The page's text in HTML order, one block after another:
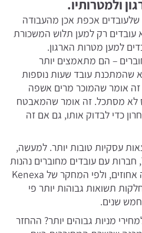
ולמטרותיו.
אכפת אכן מהעבודה
רק למען תלוש המשכורת
למען מטרות הארגון.
– הם מתאמצים יותר
שהמתכנת עובד שעות נוספות
זה אומר שהמוכר מרים אשפה
לא מסתכל. זה אומר שהמאבטח
כדי לבדוק אותו, גם אם זה
עסקיות טובות יותר. למעשה,
לפי מחקר של Towers Perrin, חברות עם עובדים מחוברים נהנות
משולי רווח גבוהים יותר בשישה אחוזים, ולפי המחקר של Kenexa
תשואות גבוהות יותר פי
שנים.
מניות גבוהים יותר? ההחזר